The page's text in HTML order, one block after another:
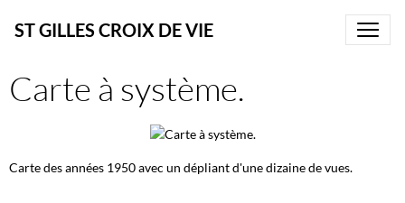
ST GILLES CROIX DE VIE
Carte à système.
Carte des années 1950 avec un dépliant d'une dizaine de vues.